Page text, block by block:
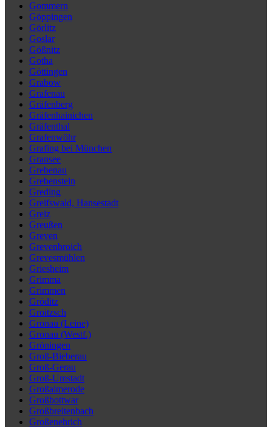
Gommern
Göppingen
Görlitz
Goslar
Gößnitz
Gotha
Göttingen
Grabow
Grafenau
Gräfenberg
Gräfenhainichen
Gräfenthal
Grafenwöhr
Grafing bei München
Gransee
Grebenau
Grebenstein
Greding
Greifswald, Hansestadt
Greiz
Greußen
Greven
Grevenbroich
Grevesmühlen
Griesheim
Grimma
Grimmen
Gröditz
Groitzsch
Gronau (Leine)
Gronau (Westf.)
Gröningen
Groß-Bieberau
Groß-Gerau
Groß-Umstadt
Großalmerode
Großbottwar
Großbreitenbach
Großenehrich